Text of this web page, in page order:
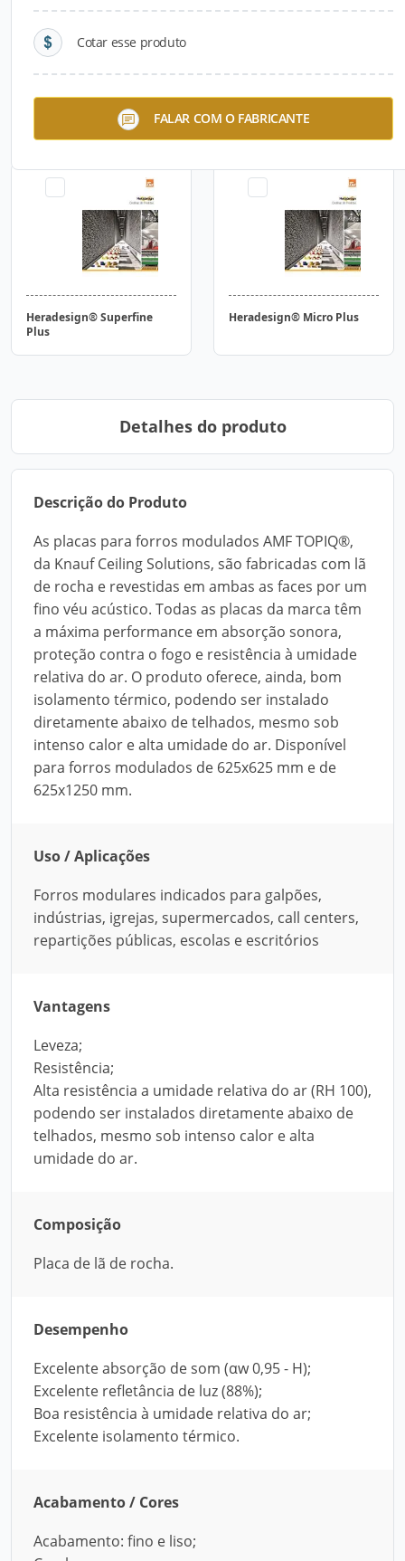
Cotar esse produto
FALAR COM O FABRICANTE
Heradesign® Macro Plus
Heradesign® Superfine
Plus
Heradesign® Micro Plus
Detalhes do produto
Descrição do Produto
As placas para forros modulados AMF TOPIQ®,
da Knauf Ceiling Solutions, são fabricadas com lã
de rocha e revestidas em ambas as faces por um
fino véu acústico. Todas as placas da marca têm
a máxima performance em absorção sonora,
proteção contra o fogo e resistência à umidade
relativa do ar. O produto oferece, ainda, bom
isolamento térmico, podendo ser instalado
diretamente abaixo de telhados, mesmo sob
intenso calor e alta umidade do ar. Disponível
para forros modulados de 625x625 mm e de
625x1250 mm.
Uso / Aplicações
Forros modulares indicados para galpões,
indústrias, igrejas, supermercados, call centers,
repartições públicas, escolas e escritórios
Vantagens
Leveza;
Resistência;
Alta resistência a umidade relativa do ar (RH 100),
podendo ser instalados diretamente abaixo de
telhados, mesmo sob intenso calor e alta
umidade do ar.
Composição
Placa de lã de rocha.
Desempenho
Excelente absorção de som (αw 0,95 - H);
Excelente refletância de luz (88%);
Boa resistência à umidade relativa do ar;
Excelente isolamento térmico.
Acabamento / Cores
Acabamento: fino e liso;